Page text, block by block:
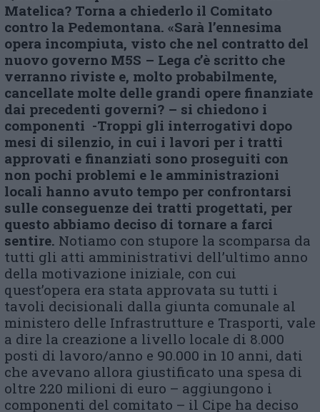
Matelica? Torna a chiederlo il Comitato
contro la Pedemontana. «Sarà l’ennesima
opera incompiuta, visto che nel contratto del
nuovo governo M5S – Lega c’è scritto che
verranno riviste e, molto probabilmente,
cancellate molte delle grandi opere finanziate
dai precedenti governi? – si chiedono i
componenti -Troppi gli interrogativi dopo
mesi di silenzio, in cui i lavori per i tratti
approvati e finanziati sono proseguiti con
non pochi problemi e le amministrazioni
locali hanno avuto tempo per confrontarsi
sulle conseguenze dei tratti progettati, per
questo abbiamo deciso di tornare a farci
sentire. Notiamo con stupore la scomparsa da
tutti gli atti amministrativi dell’ultimo anno
della motivazione iniziale, con cui
quest’opera era stata approvata su tutti i
tavoli decisionali dalla giunta comunale al
ministero delle Infrastrutture e Trasporti, vale
a dire la creazione a livello locale di 8.000
posti di lavoro/anno e 90.000 in 10 anni, dati
che avevano allora giustificato una spesa di
oltre 220 milioni di euro – aggiungono i
componenti del comitato – il Cipe ha deciso